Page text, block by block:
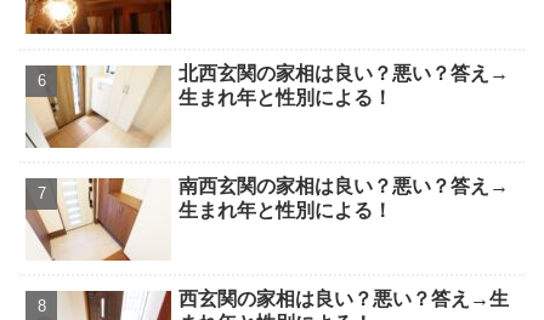
北西玄関の家相は良い？悪い？答え→
生まれ年と性別による！
南西玄関の家相は良い？悪い？答え→
生まれ年と性別による！
西玄関の家相は良い？悪い？答え→生